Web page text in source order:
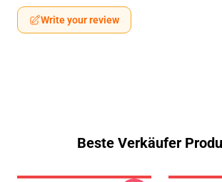
Write your review
Beste Verkäufer